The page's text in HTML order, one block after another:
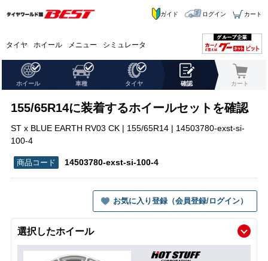
タイヤ ホイール メニュー シミュレータ
ガイド ログイン カート
ホイール 車種 タイヤ 確認 カート
155/65R14に装着するホイールセットを確認
ST x BLUE EARTH RV03 CK | 155/65R14 | 14503780-exst-si-
100-4
14503780-exst-si-100-4
お気に入り登録（会員登録/ログイン）
選択したホイール